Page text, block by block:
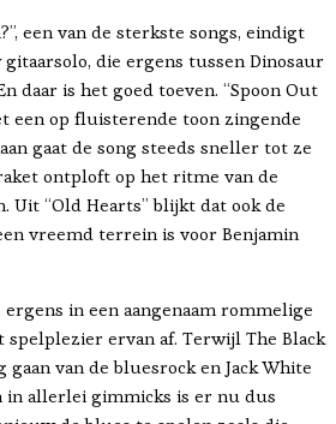
een van de sterkste songs, eindigt
die ergens tussen Dinosaur
daar is het goed toeven. “Spoon Out
een op fluisterende toon zingende
gaat de song steeds sneller tot ze
ontploft op het ritme van de
Uit “Old Hearts” blijkt dat ook de
vreemd terrein is voor Benjamin
in een aangenaam rommelige
spelplezier ervan af. Terwijl The Black
van de bluesrock en Jack White
allerlei gimmicks is er nu dus